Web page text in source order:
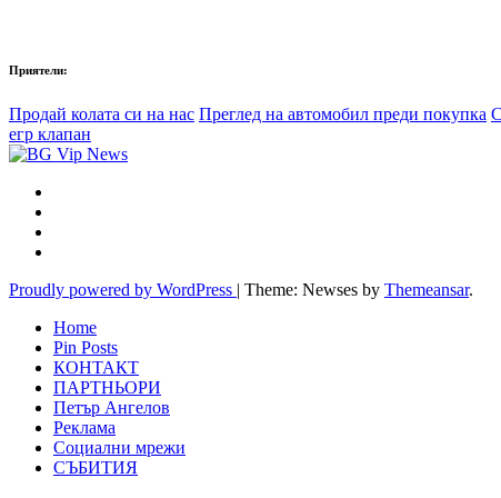
Приятели:
Продай колата си на нас Преглед на автомобил преди покупка
егр клапан
Proudly powered by WordPress Theme: Newses by Themeansar.
Home
Pin Posts
КОНТАКТ
ПАРТНЬОРИ
Петър Ангелов
Реклама
Социални мрежи
СЪБИТИЯ